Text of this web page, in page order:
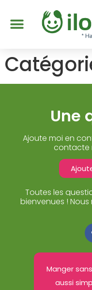
Une
Ajoute moi en
contacte
Toutes les
bienvenues !
Manger
aussi